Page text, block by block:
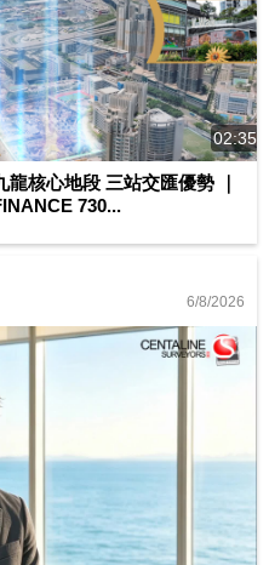
02:35
龍核心地段 三站交匯優勢 ｜
730...
6/8/2026